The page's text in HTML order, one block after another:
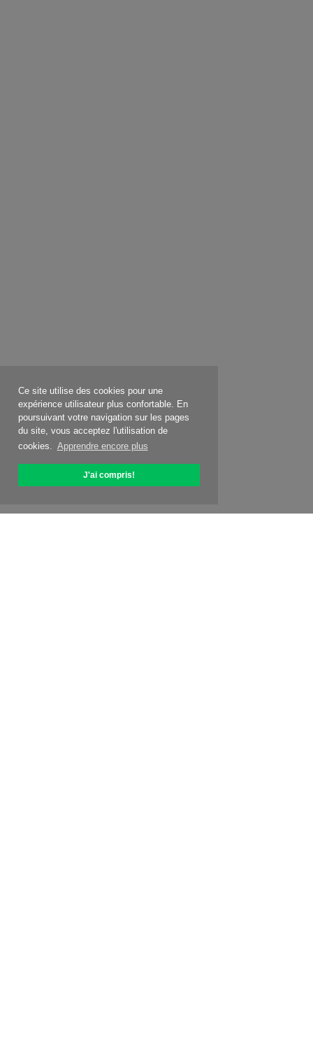
Ce site utilise des cookies pour une
expérience utilisateur plus confortable. En
poursuivant votre navigation sur les pages
du site, vous acceptez l'utilisation de
cookies. Apprendre encore plus
J'ai compris!